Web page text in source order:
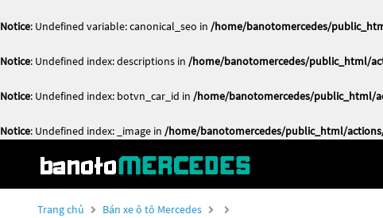
Notice: Undefined variable: canonical_seo in /home/banotomercedes/
Notice: Undefined index: descriptions in /home/banotomercedes/public_html/
Notice: Undefined index: botvn_car_id in /home/banotomercedes/public_html/
Notice: Undefined index: _image in /home/banotomercedes/public_html/
Trang chủ Bán xe ô tô Mercedes